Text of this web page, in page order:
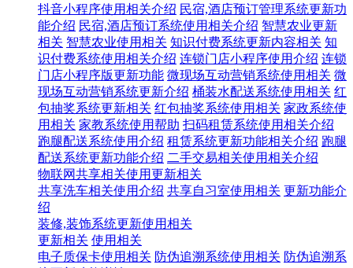
抖音小程序使用相关介绍 民宿,酒店预订管理系统更新功
能介绍 民宿,酒店预订系统使用相关介绍 智慧农业更新
相关 智慧农业使用相关 知识付费系统更新内容相关 知
识付费系统使用相关介绍 连锁门店小程序使用介绍 连锁
门店小程序版更新功能 微现场互动营销系统使用相关 微
现场互动营销系统更新介绍 桶装水配送系统使用相关 红
包抽奖系统更新相关 红包抽奖系统使用相关 家政系统使
用相关 家教系统使用帮助 扫码租赁系统使用相关介绍
跑腿配送系统使用介绍 租赁系统更新功能相关介绍 跑腿
配送系统更新功能介绍 二手交易相关使用相关介绍
物联网共享相关使用更新相关
共享洗车相关使用介绍 共享自习室使用相关 更新功能介
绍
装修,装饰系统更新使用相关
更新相关 使用相关
电子质保卡使用相关 防伪追溯系统使用相关 防伪追溯系